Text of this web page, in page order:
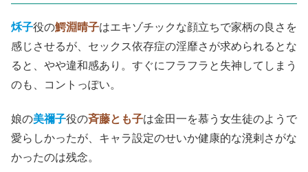
秌子役の鰐淵晴子はエキゾチックな顔立ちで家柄の良さを
感じさせるが、セックス依存症の淫靡さが求められるとな
ると、やや違和感あり。すぐにフラフラと失神してしまう
のも、コントっぽい。
娘の美禰子役の斉藤とも子は金田一を慕う女生徒のようで
愛らしかったが、キャラ設定のせいか健康的な溌剌さがな
かったのは残念。